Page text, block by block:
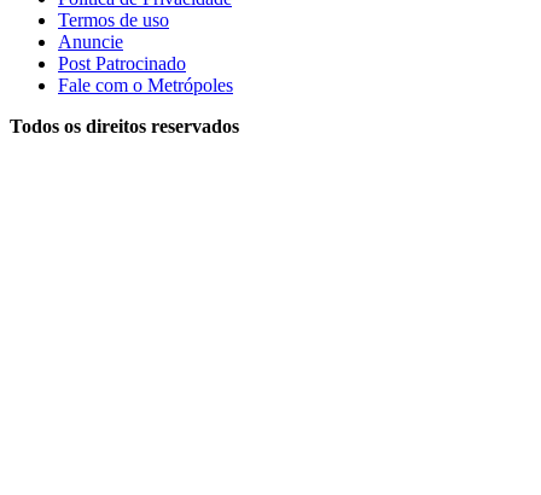
Termos de uso
Anuncie
Post Patrocinado
Fale com o Metrópoles
Todos os direitos reservados